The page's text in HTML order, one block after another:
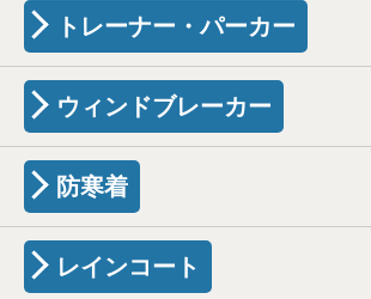
トレーナー・パーカー
ウィンドブレーカー
防寒着
レインコート